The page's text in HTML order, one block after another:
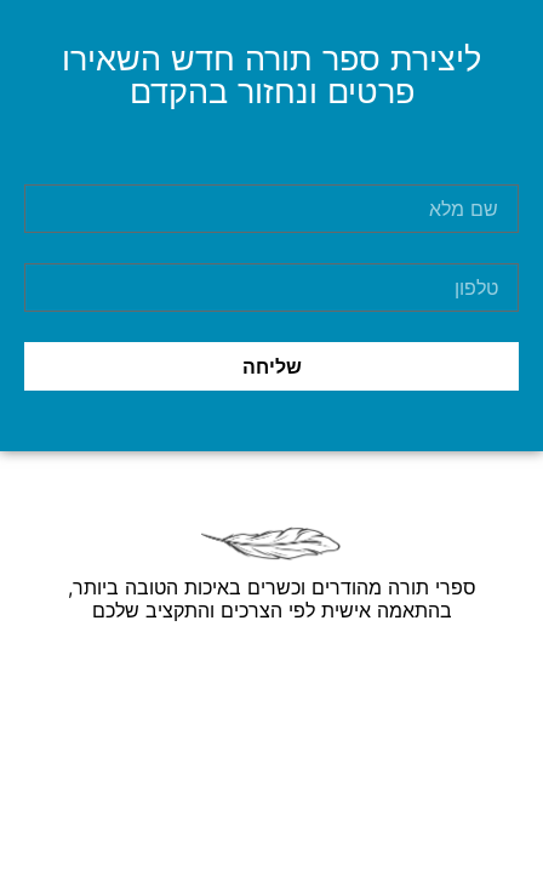
ליצירת ספר תורה חדש השאירו
פרטים ונחזור בהקדם
שליחה
ספרי תורה מהודרים וכשרים באיכות הטובה ביותר,
בהתאמה אישית לפי הצרכים והתקציב שלכם